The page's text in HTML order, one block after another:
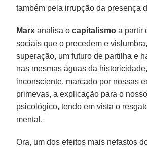
também pela irrupção da presença
Marx analisa ocapitalismo a partir
sociais que o precedem e
superação, um futuro de partilha e
nas mesmas águas da
inconsciente, marcado por nossas
primevas, a explicação para o
psicológico, tendo em vista o
mental.
Ora, um dos efeitos mais nefastos